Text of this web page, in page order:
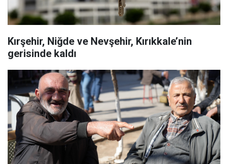
Kırşehir, Niğde ve Nevşehir, Kırıkkale’nin
gerisinde kaldı